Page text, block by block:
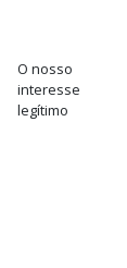
O nosso
interesse
legítimo